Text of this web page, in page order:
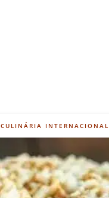
CULINÁRIA INTERNACIONAL